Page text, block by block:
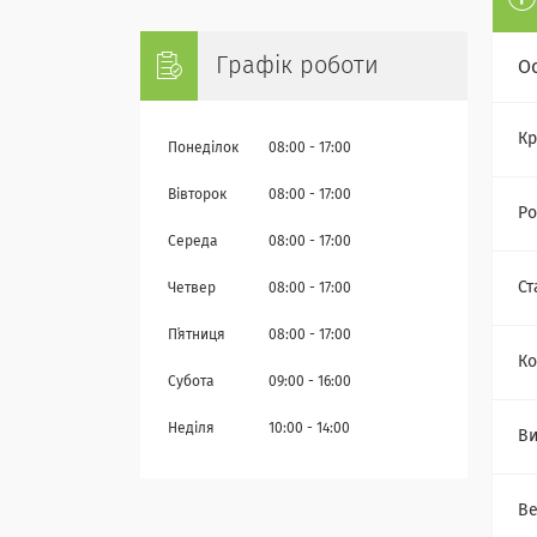
Графік роботи
Понеділок 08:00 17:00
Вівторок 08:00 17:00
Середа 08:00 17:00
Четвер 08:00 17:00
Пʼятниця 08:00 17:00
Субота 09:00 16:00
Неділя 10:00 14:00